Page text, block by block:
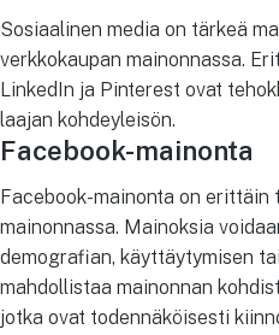
Sosiaalinen media on tärkeä
verkkokaupan mainonnassa.
LinkedIn ja Pinterest ovat
laajan kohdeyleisön.
Facebook-mainonta
Facebook-mainonta on erittäin
mainonnassa. Mainoksia
demografian, käyttäytymisen
mahdollistaa mainonnan
jotka ovat todennäköisesti